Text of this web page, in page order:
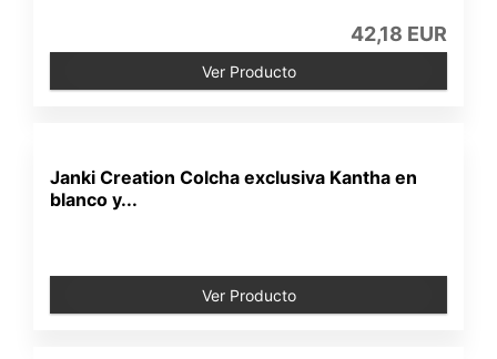
42,18 EUR
Ver Producto
Janki Creation Colcha exclusiva Kantha en
blanco y...
Ver Producto